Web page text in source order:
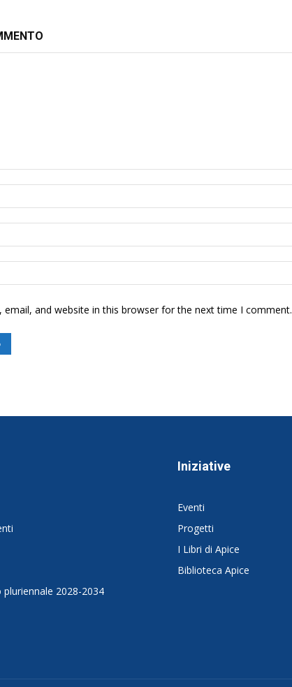
email, and website in this browser for the next time I comment.
2028-2034
Iniziative
Eventi
Progetti
I Libri di Apice
Biblioteca Apice